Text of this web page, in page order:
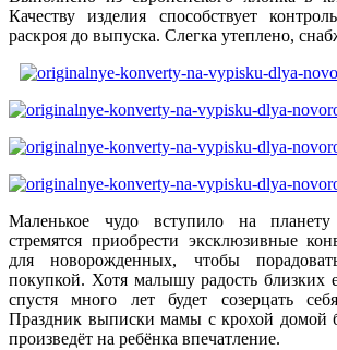
Качеству изделия способствует
раскроя до выпуска. Слегка утеплено,
Маленькое чудо вступило на
стремятся приобрести эксклюзивные
для новорожденных, чтобы
покупкой. Хотя малышу радость близких
спустя много лет будет созерцать
Праздник выписки мамы с крохой домой
произведёт на ребёнка впечатление.